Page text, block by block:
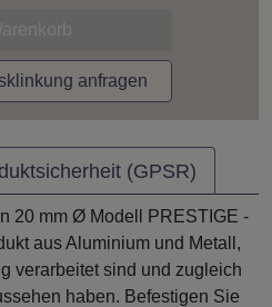
anfragen
(GPSR)
20 mm Ø Modell PRESTIGE -
aus Aluminium und Metall,
verarbeitet sind und zugleich
haben. Befestigen Sie